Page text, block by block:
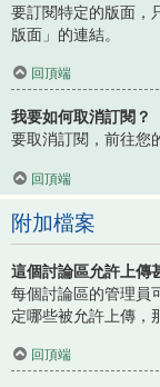
要訂閱特定的版面，
版面」的連結。
回頂端
我要如何取消訂閱？
要取消訂閱，前往您
回頂端
附加檔案
這個討論區允許上傳
每個討論區的管理員
定哪些被允許上傳，
回頂端